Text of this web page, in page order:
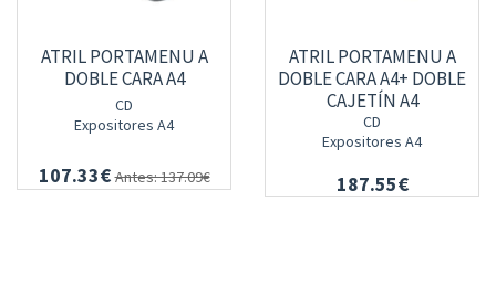
ATRIL PORTAMENU A
DOBLE CARA A4
CD
Expositores A4
107.33€ Antes: 137.09€
ATRIL PORTAMENU A
DOBLE CARA A4+ DOBLE
CAJETÍN A4
CD
Expositores A4
187.55€